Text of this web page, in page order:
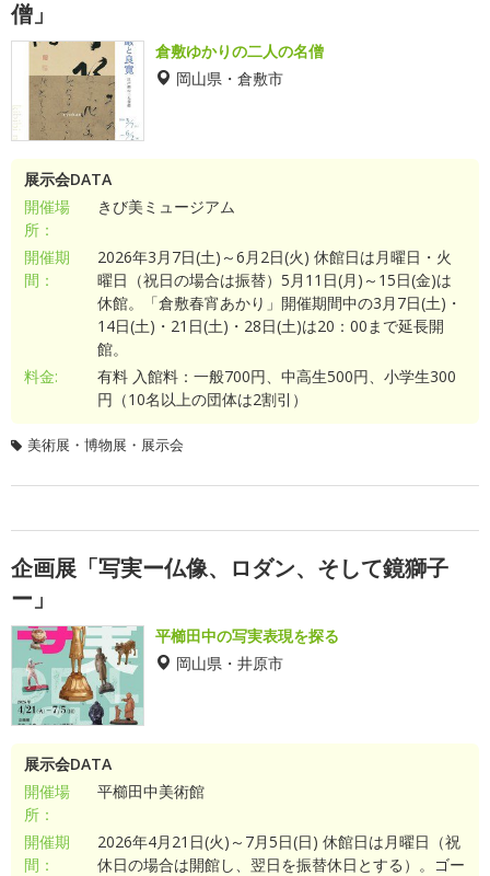
僧」
倉敷ゆかりの二人の名僧
岡山県・倉敷市
展示会DATA
開催場
所：
きび美ミュージアム
開催期
間：
2026年3月7日(土)～6月2日(火) 休館日は月曜日・火
曜日（祝日の場合は振替）5月11日(月)～15日(金)は
休館。「倉敷春宵あかり」開催期間中の3月7日(土)・
14日(土)・21日(土)・28日(土)は20：00まで延長開
館。
料金:
有料 入館料：一般700円、中高生500円、小学生300
円（10名以上の団体は2割引）
美術展・博物展・展示会
企画展「写実ー仏像、ロダン、そして鏡獅子
ー」
平櫛田中の写実表現を探る
岡山県・井原市
展示会DATA
開催場
所：
平櫛田中美術館
開催期
間：
2026年4月21日(火)～7月5日(日) 休館日は月曜日（祝
休日の場合は開館し、翌日を振替休日とする）。ゴー